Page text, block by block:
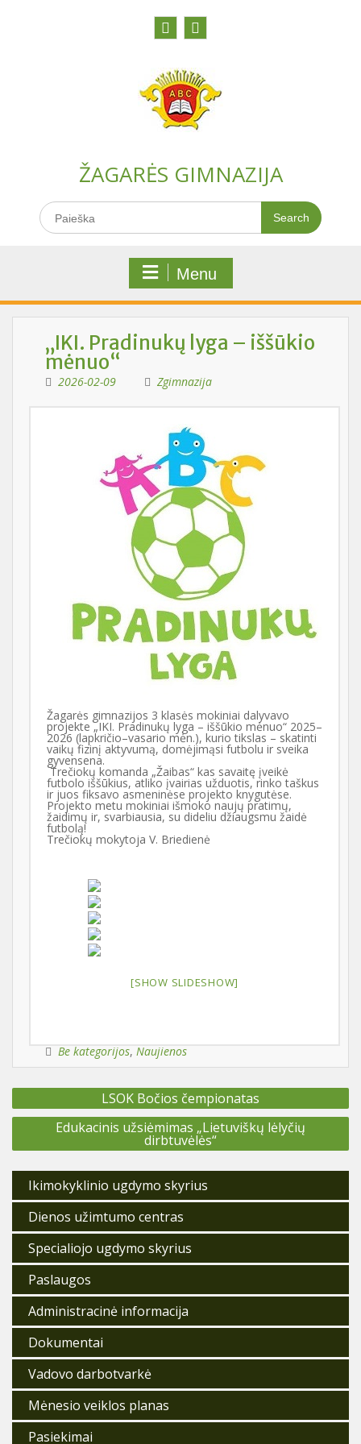
ŽAGARĖS GIMNAZIJA
Search
for:
Menu
„IKI. Pradinukų lyga – iššūkio
mėnuo“
2026-02-09 Zgimnazija
Žagarės gimnazijos 3 klasės mokiniai dalyvavo
projekte „IKI. Pradinukų lyga – iššūkio mėnuo“ 2025–
2026 (lapkričio–vasario mėn.), kurio tikslas – skatinti
vaikų fizinį aktyvumą, domėjimąsi futbolu ir sveika
gyvensena.
Trečiokų komanda „Žaibas“ kas savaitę įveikė
futbolo iššūkius, atliko įvairias užduotis, rinko taškus
ir juos fiksavo asmeninėse projekto knygutėse.
Projekto metu mokiniai išmoko naujų pratimų,
žaidimų ir, svarbiausia, su dideliu džiaugsmu žaidė
futbolą!
Trečiokų mokytoja V. Briedienė
[SHOW SLIDESHOW]
Be kategorijos, Naujienos
Navigacija
įrašų
LSOK Bočios čempionatas
Edukacinis užsiėmimas „Lietuviškų lėlyčių
dirbtuvėlės“
Ikimokyklinio ugdymo skyrius
Dienos užimtumo centras
Specialiojo ugdymo skyrius
Paslaugos
Administracinė informacija
Dokumentai
Vadovo darbotvarkė
Mėnesio veiklos planas
Pasiekimai